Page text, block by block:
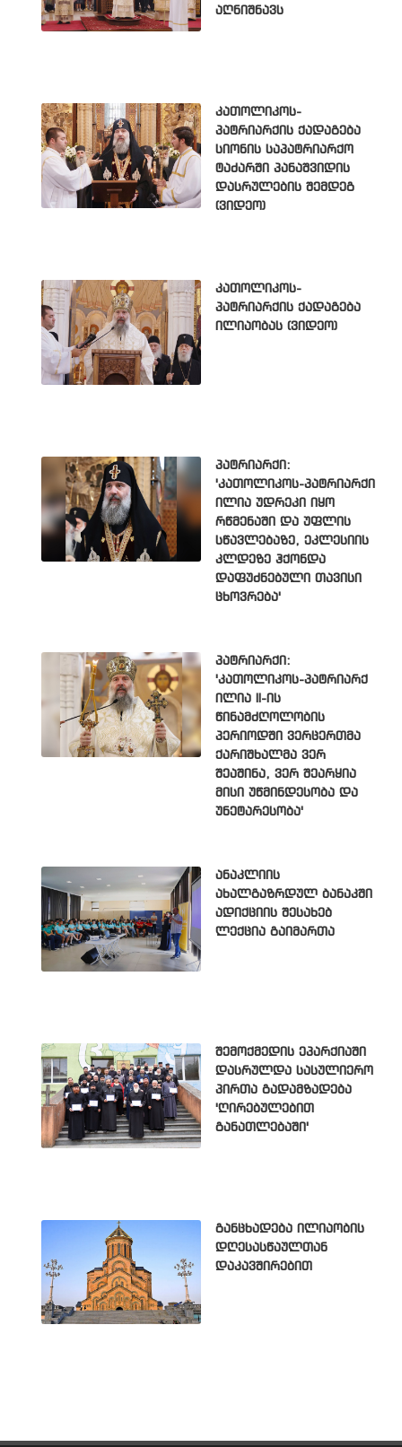
აღნიშნავს
კათოლიკოს-
პატრიარქის ქადაგება
სიონის საპატრიარქო
ტაძარში პანაშვიდის
დასრულების შემდეგ
(ვიდეო)
კათოლიკოს-
პატრიარქის ქადაგება
ილიაობას (ვიდეო)
პატრიარქი:
'კათოლიკოს-პატრიარქი
ილია უდრეკი იყო
რწმენაში და უფლის
სწავლებაზე, ეკლესიის
კლდეზე ჰქონდა
დაფუძნებული თავისი
ცხოვრება'
პატრიარქი:
'კათოლიკოს-პატრიარქ
ილია II-ის
წინამძღოლობის
პერიოდში ვერცერთმა
ქარიშხალმა ვერ
შეაშინა, ვერ შეარყია
მისი უწმინდესობა და
უნეტარესობა'
ანაკლიის
ახალგაზრდულ ბანაკში
ადიქციის შესახებ
ლექცია გაიმართა
შემოქმედის ეპარქიაში
დასრულდა სასულიერო
პირთა გადამზადება
'ღირებულებით
განათლებაში'
განცხადება ილიაობის
დღესასწაულთან
დაკავშირებით